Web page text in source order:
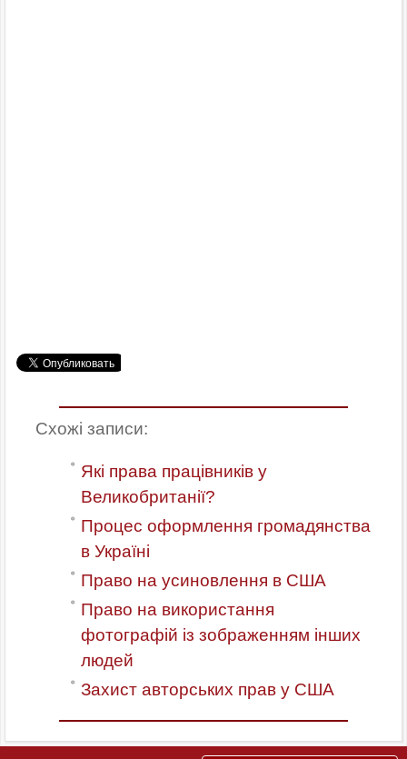
Схожі записи:
Які права працівників у
Великобританії?
Процес оформлення громадянства
в Україні
Право на усиновлення в США
Право на використання
фотографій із зображенням інших
людей
Захист авторських прав у США